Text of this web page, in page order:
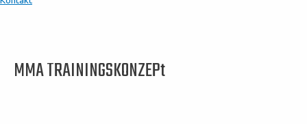
MMA TRAININGSKONZEPt